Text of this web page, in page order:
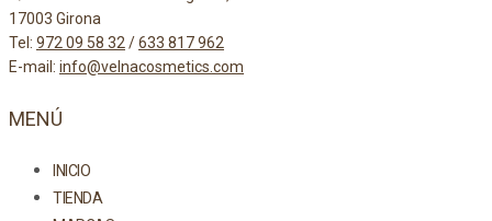
17003 Girona
Tel: 972 09 58 32/633 817 962
E-mail: info@velnacosmetics.com
MENÚ
INICIO
TIENDA